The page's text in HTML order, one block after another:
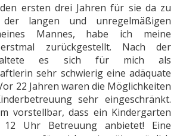
ersten drei Jahren für sie da zu
langen und unregelmäßigen
Mannes, habe ich meine
zurückgestellt. Nach der
es sich für mich als
sehr schwierig eine adäquate
22 Jahren waren die Möglichkeiten
sehr eingeschränkt.
vorstellbar, dass ein Kindergarten
Uhr Betreuung anbietet! Eine